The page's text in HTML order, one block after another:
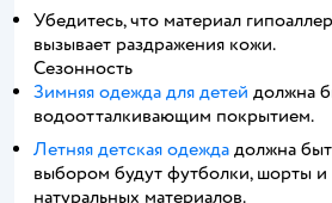
Убедитесь, что материал
вызывает раздражения кожи.
Сезонность
Зимняя одежда для детей должна
водоотталкивающим покрытием.
Летняя детская одежда должна
выбором будут футболки, шорты и
натуральных материалов.